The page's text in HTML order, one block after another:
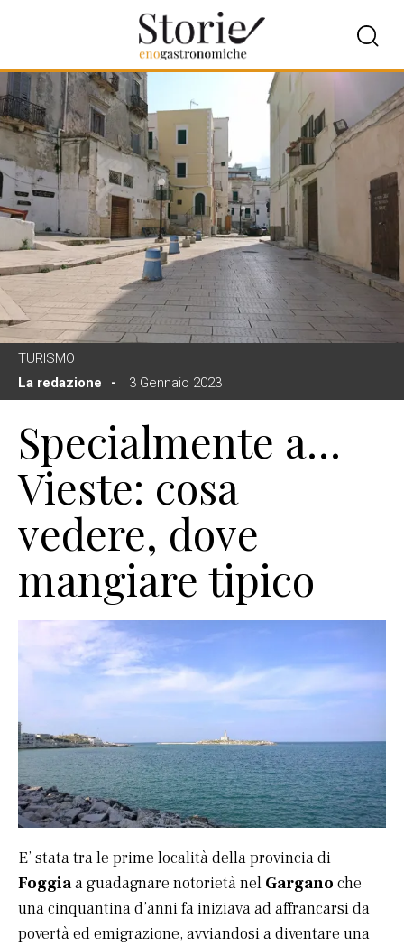
TURISMO
La redazione
3 Gennaio 2023
Specialmente a…
Vieste: cosa
vedere, dove
mangiare tipico
E’ stata tra le prime località della provincia di
Foggiaa guadagnare notorietà nel Gargano che
una cinquantina d’anni fa iniziava ad affrancarsi da
povertà ed emigrazione, avviandosi a diventare una